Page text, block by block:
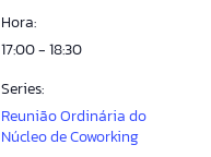
Hora:
17:00 - 18:30
Series:
Reunião Ordinária do
Núcleo de Coworking